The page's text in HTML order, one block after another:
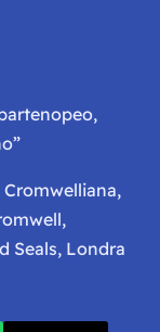
Seals, Londra